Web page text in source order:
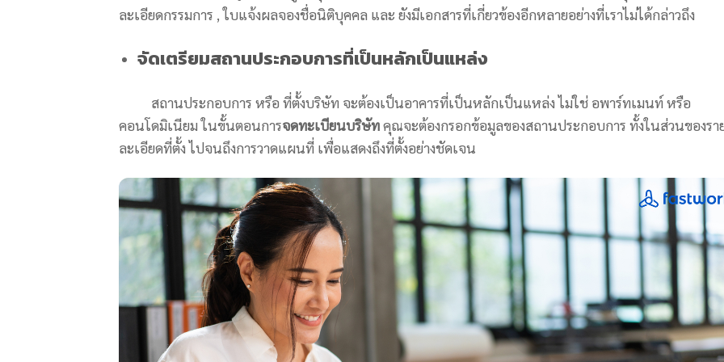
ละเอียดกรรมการ , ใบแจ้งผลจองชื่อนิติบุคคล และ ยังมีเอกสารที่เกี่ยวข้องอีกหลายอย่างที่เราไม่ได้กล่าวถึง
จัดเตรียมสถานประกอบการที่เป็นหลักเป็นแหล่ง
สถานประกอบการ หรือ ที่ตั้งบริษัท จะต้องเป็นอาคารที่เป็นหลักเป็นแหล่ง ไม่ใช่ อพาร์ทเมนท์ หรือ
คอนโดมิเนียม ในขั้นตอนการจดทะเบียนบริษัทคุณจะต้องกรอกข้อมูลของสถานประกอบการ ทั้งในส่วนของรา
ละเอียดที่ตั้ง ไปจนถึงการวาดแผนที่ เพื่อแสดงถึงที่ตั้งอย่างชัดเจน